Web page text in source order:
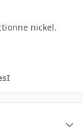
nickel.